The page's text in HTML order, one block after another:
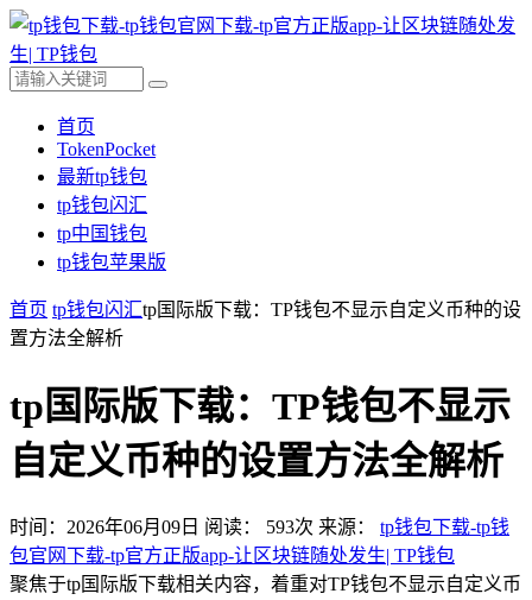
首页
TokenPocket
最新tp钱包
tp钱包闪汇
tp中国钱包
tp钱包苹果版
首页 tp钱包闪汇tp国际版下载：TP钱包不显示自定义币种的设
置方法全解析
tp国际版下载：TP钱包不显示
自定义币种的设置方法全解析
时间：2026年06月09日 阅读： 593次 来源： tp钱包下载-tp钱
包官网下载-tp官方正版app-让区块链随处发生| TP钱包
聚焦于tp国际版下载相关内容，着重对TP钱包不显示自定义币